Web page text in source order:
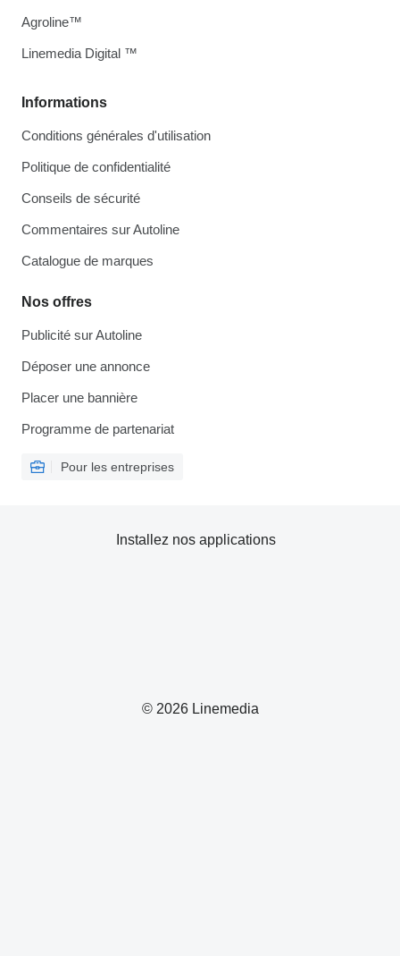
Informations
Conditions générales d'utilisation
Politique de confidentialité
Conseils de sécurité
Commentaires sur Autoline
Catalogue de marques
Nos offres
Publicité sur Autoline
Déposer une annonce
Placer une bannière
Programme de partenariat
Pour les entreprises
Agroline™
Linemedia Digital ™
© 2026 Linemedia
Installez nos applications